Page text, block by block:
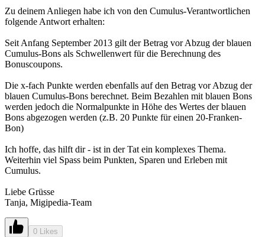
Zu deinem Anliegen habe ich von den Cumulus-Verantwortlichen
folgende Antwort erhalten:
Seit Anfang September 2013 gilt der Betrag vor Abzug der blauen
Cumulus-Bons als Schwellenwert für die Berechnung des
Bonuscoupons.
Die x-fach Punkte werden ebenfalls auf den Betrag vor Abzug der
blauen Cumulus-Bons berechnet. Beim Bezahlen mit blauen Bons
werden jedoch die Normalpunkte in Höhe des Wertes der blauen
Bons abgezogen werden (z.B. 20 Punkte für einen 20-Franken-
Bon)
Ich hoffe, das hilft dir - ist in der Tat ein komplexes Thema.
Weiterhin viel Spass beim Punkten, Sparen und Erleben mit
Cumulus.
Liebe Grüsse
Tanja, Migipedia-Team
0 Likes